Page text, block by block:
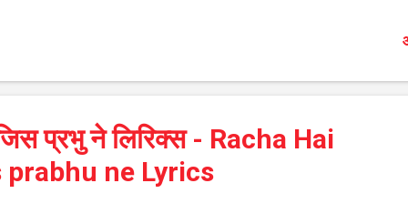
लिरिक्स - Kis Tarah Se Naman Mai karu aapka Lyrics
अभंग मराठी राधा कृष्ण के भजन कृष्णाच्या गवळणी मराठी शिव जी के
गीत राम जी के भजन फ़िल्मी तर्ज पर भजन हनुमान जी के भजन बधाई गीत
चालीसा संग्रह
प्रभु ने लिरिक्स - Racha Hai
ne Lyrics